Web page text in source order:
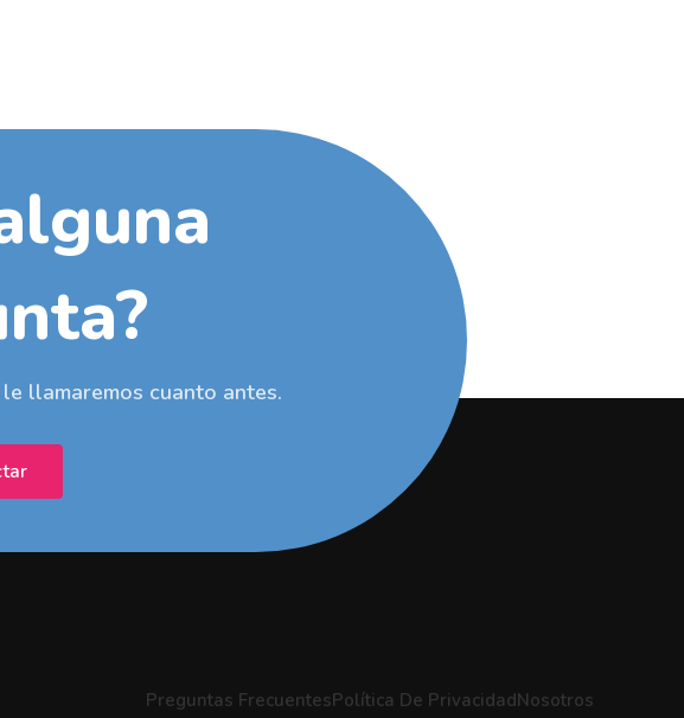
llamaremos cuanto antes.
Preguntas FrecuentesPolítica De PrivacidadNosotros